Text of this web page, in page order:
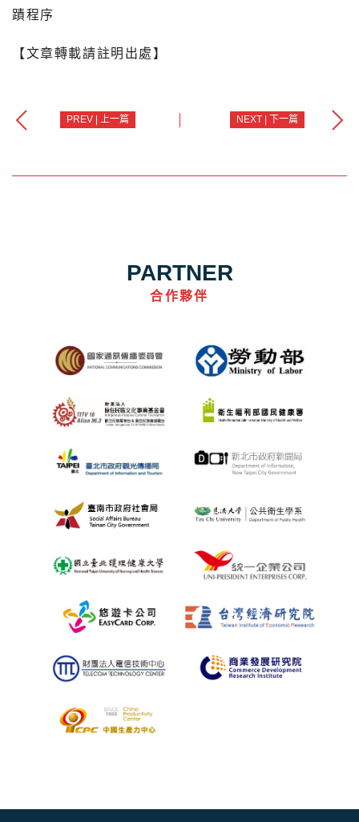
蹟程序
【文章轉載請註明出處】
PREV | 上一篇 NEXT | 下一篇
PARTNER
合作夥伴